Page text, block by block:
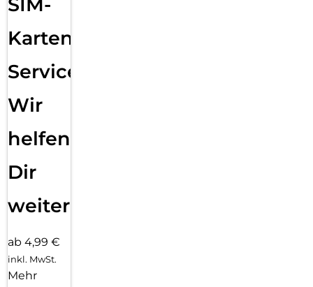
Karten
Service:
Wir
helfen
Dir
weiter
ab 4,99 €
inkl. MwSt.
Mehr